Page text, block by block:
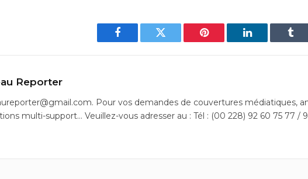
Facebook Twitter Pinterest LinkedIn
Reporter
Pour vos demandes de couvertures médiatiques,
multi-support… Veuillez-vous adresser au : Tél : (00 228) 92 60 75 77 /